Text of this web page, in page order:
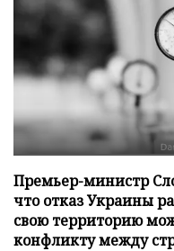
Премьер-министр
что отказ Украины
свою территорию
конфликту между